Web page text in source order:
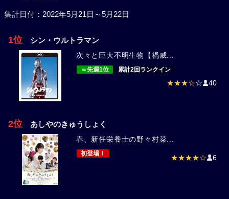
集計日付：2022年5月21日～5月22日
1位 シン・ウルトラマン
次々と巨大不明生物【禍威...
＝先週1位 累計2回ランクイン
★★★☆☆ 40
2位 あしやのきゅうしょく
春、新任栄養士の野々村菜...
初登場！ ★★★★☆ 6